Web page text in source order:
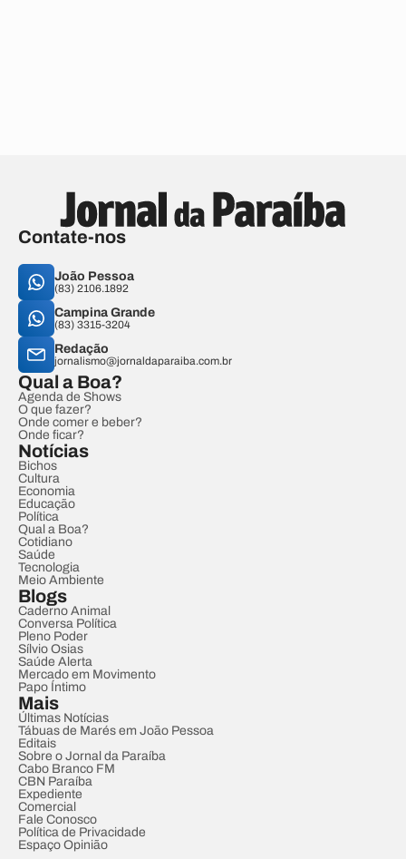
Contate-nos
João Pessoa
(83) 2106.1892
Campina Grande
(83) 3315-3204
Redação
jornalismo@jornaldaparaiba.com.br
Qual a Boa?
Agenda de Shows
O que fazer?
Onde comer e beber?
Onde ficar?
Notícias
Bichos
Cultura
Economia
Educação
Política
Qual a Boa?
Cotidiano
Saúde
Tecnologia
Meio Ambiente
Blogs
Caderno Animal
Conversa Política
Pleno Poder
Sílvio Osias
Saúde Alerta
Mercado em Movimento
Papo Íntimo
Mais
Últimas Notícias
Tábuas de Marés em João Pessoa
Editais
Sobre o Jornal da Paraíba
Cabo Branco FM
CBN Paraíba
Expediente
Comercial
Fale Conosco
Política de Privacidade
Espaço Opinião